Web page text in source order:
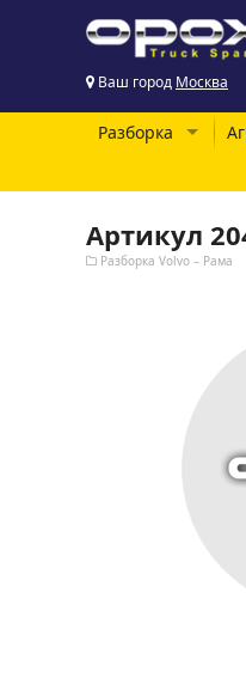
Ваш город Москва
Разборка
Артикул
Разборка Volvo – Рама